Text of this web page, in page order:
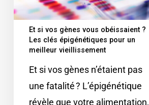
Et si vos gènes vous obéissaient ?
Les clés épigénétiques pour un
meilleur vieillissement
Et si vos gènes n’étaient pas
une fatalité ? L’épigénétique
révèle que votre alimentation,